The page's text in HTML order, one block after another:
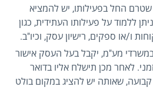
החל בפעילותו, יש להמציא
ללמוד על פעילותו העתידית, כגון
ו/או ספקים, רישיון עסק, וכיו"ב.
מע"מ, יקבל בעל העסק אישור
לאחר מכן תישלח אליו בדואר
שאותה יש להציג במקום בולט